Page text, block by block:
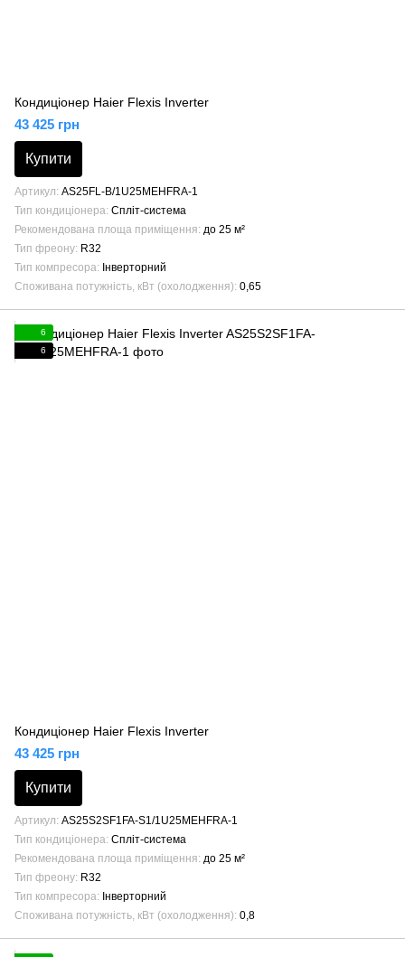
Кондиціонер Haier Flexis Inverter
43 425 грн
Купити
Артикул AS25FL-B/1U25MEHFRA-1
Тип кондиціонера Спліт-система
Рекомендована площа приміщення до 25 м²
Тип фреону R32
Тип компресора
Інверторний
Споживана потужність, кВт (охолодження) 0,65
6
6
Кондиціонер Haier Flexis Inverter
43 425 грн
Купити
Артикул AS25S2SF1FA-S1/1U25MEHFRA-1
Тип кондиціонера Спліт-система
Рекомендована площа приміщення до 25 м²
Тип фреону R32
Тип компресора
Інверторний
Споживана потужність, кВт (охолодження) 0,8